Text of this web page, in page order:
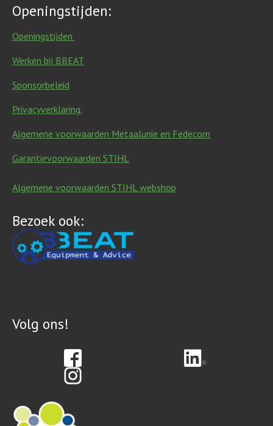
Openingstijden:
Openingstijden
Werken bij BBEAT
Sponsorbeleid
Privacyverklaring.
Algemene voorwaarden Metaalunie en Fedecom
Garantievoorwaarden STIHL
Algemene voorwaarden STIHL webshop
Bezoek ook:
Volg ons!